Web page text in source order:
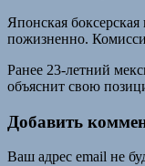
Японская
пожизненно.
Ранее 23-летний
объяснит свою
Добавить
Ваш адрес email не